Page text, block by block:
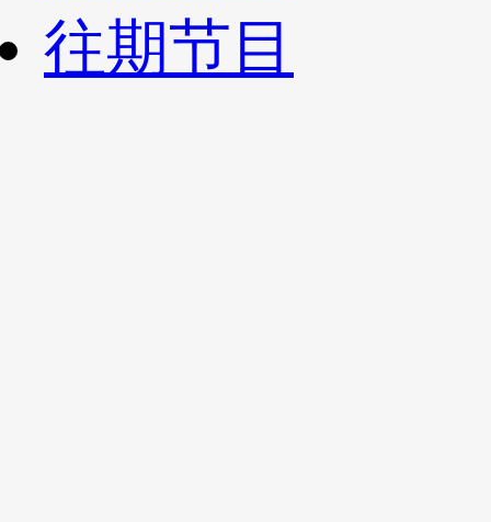
往期节目